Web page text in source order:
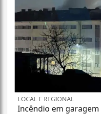
LOCAL E REGIONAL
Incêndio em